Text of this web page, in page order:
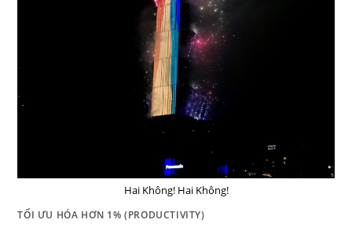
Hai Không! Hai Không!
TỐI ƯU HÓA HƠN 1% (PRODUCTIVITY)